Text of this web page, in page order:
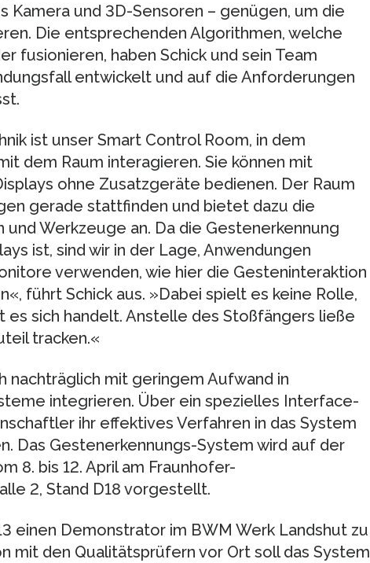
Kamera und 3D-Sensoren – genügen, um die
Die entsprechenden Algorithmen, welche
fusionieren, haben Schick und sein Team
entwickelt und auf die Anforderungen
ist unser Smart Control Room, in dem
dem Raum interagieren. Sie können mit
ohne Zusatzgeräte bedienen. Der Raum
gerade stattfinden und bietet dazu die
Werkzeuge an. Da die Gestenerkennung
ist, sind wir in der Lage, Anwendungen
verwenden, wie hier die Gesteninteraktion
führt Schick aus. »Dabei spielt es keine Rolle,
es sich handelt. Anstelle des Stoßfängers ließe
tracken.«
nachträglich mit geringem Aufwand in
integrieren. Über ein spezielles Interface-
ihr effektives Verfahren in das System
Das Gestenerkennungs-System wird auf der
8. bis 12. April am Fraunhofer-
2, Stand D18 vorgestellt.
einen Demonstrator im BWM Werk Landshut zu
mit den Qualitätsprüfern vor Ort soll das System